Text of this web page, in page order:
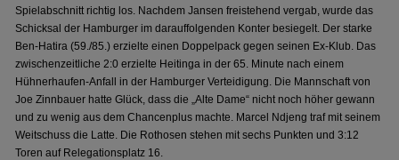
Spielabschnitt richtig los. Nachdem Jansen freistehend vergab, wurde das
Schicksal der Hamburger im darauffolgenden Konter besiegelt. Der starke
Ben-Hatira (59./85.) erzielte einen Doppelpack gegen seinen Ex-Klub. Das
zwischenzeitliche 2:0 erzielte Heitinga in der 65. Minute nach einem
Hühnerhaufen-Anfall in der Hamburger Verteidigung. Die Mannschaft von
Joe Zinnbauer hatte Glück, dass die „Alte Dame“ nicht noch höher gewann
und zu wenig aus dem Chancenplus machte. Marcel Ndjeng traf mit seinem
Weitschuss die Latte. Die Rothosen stehen mit sechs Punkten und 3:12
Toren auf Relegationsplatz 16.